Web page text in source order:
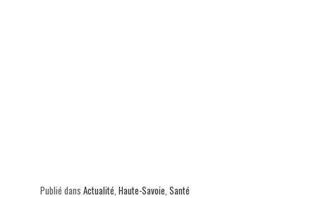
Publié dans Actualité Haute-Savoie Santé